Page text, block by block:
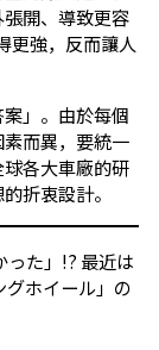
開、導致更容
更強，反而讓人
」。由於每個
而異，要統一
各大車廠的研
折衷設計。
た」!? 最近は
グホイール」の